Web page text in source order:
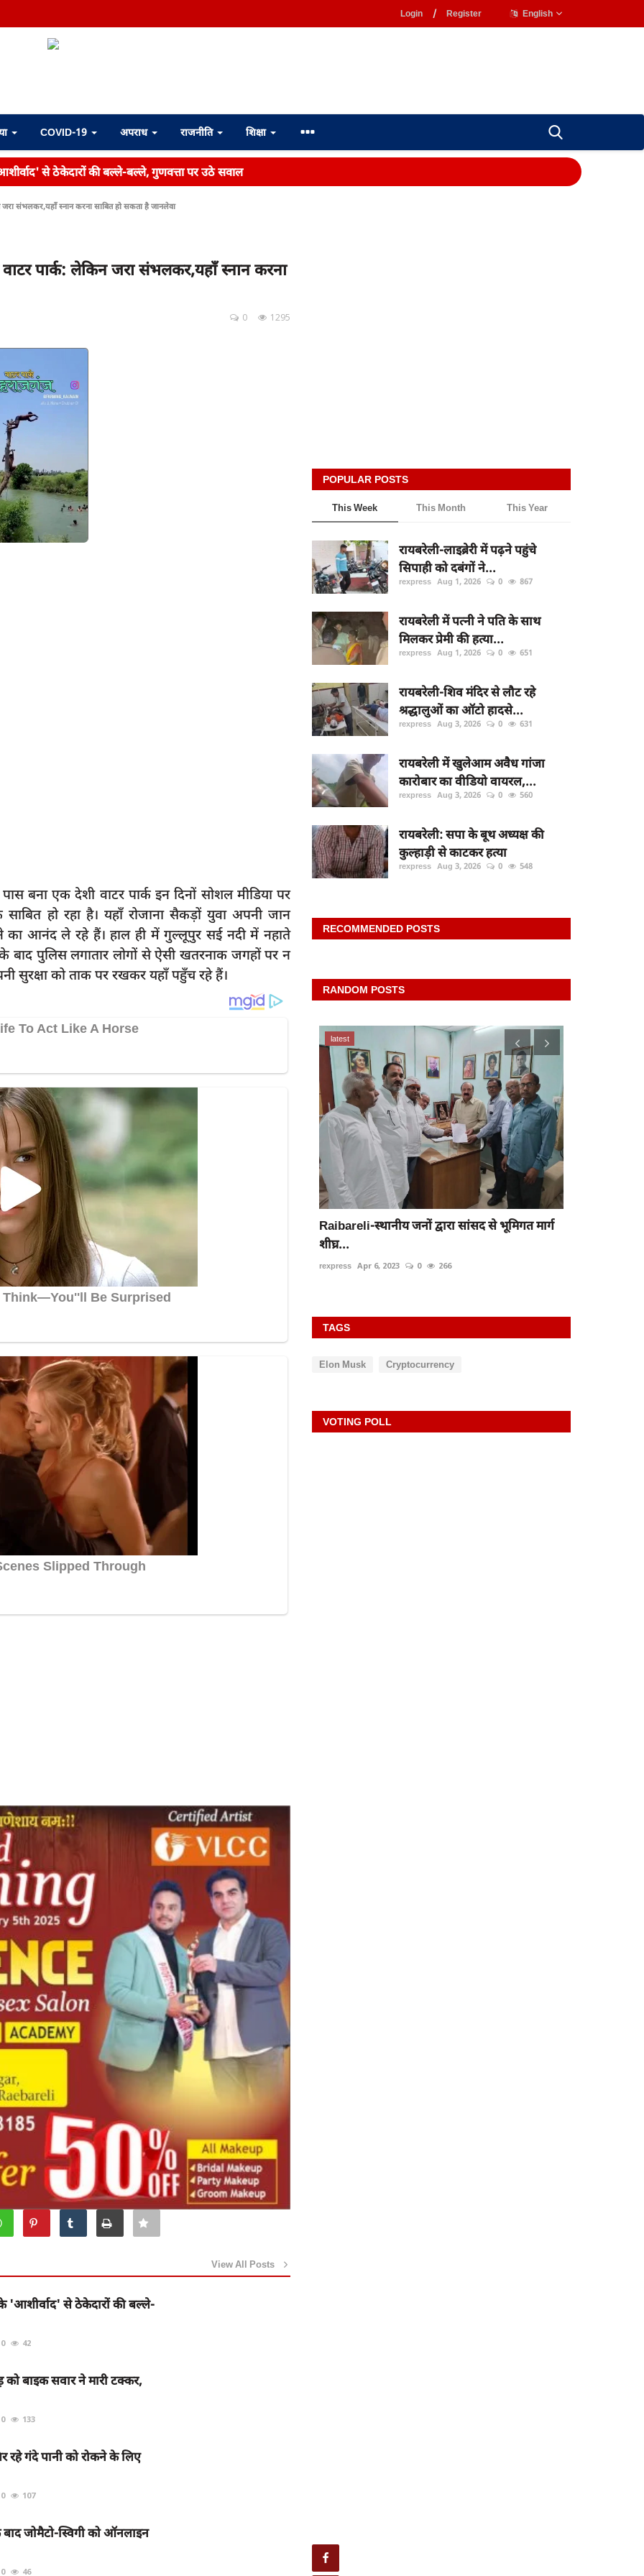
Login / Register English
COVID-19 अपराध राजनीति शिक्षा
से ठेकेदारों की बल्ले-बल्ले, गुणवत्ता पर उठे सवाल
संभलकर,यहाँ स्नान करना साबित हो सकता है जानलेवा
पार्क: लेकिन जरा संभलकर,यहाँ स्नान करना
1295
0
बना एक देशी वाटर पार्क इन दिनों सोशल मीडिया पर
हो रहा है। यहाँ रोजाना सैकड़ों युवा अपनी जान
आनंद ले रहे हैं। हाल ही में गुल्लूपुर सई नदी में नहाते
पुलिस लगातार लोगों से ऐसी खतरनाक जगहों पर न
सुरक्षा को ताक पर रखकर यहाँ पहुँच रहे हैं।
View All Posts
'आशीर्वाद' से ठेकेदारों की बल्ले-
0 42
बाइक सवार ने मारी टक्कर,
0 133
रहे गंदे पानी को रोकने के लिए
0 107
जोमैटो-स्विगी को ऑनलाइन
0 46
POPULAR POSTS
This Week This Month This Year
रायबरेली-लाइब्रेरी में पढ़ने पहुंचे
सिपाही को दबंगों ने...
rexpress Aug 1, 2026 0 867
रायबरेली में पत्नी ने पति के साथ
मिलकर प्रेमी की हत्या...
rexpress Aug 1, 2026 0 651
रायबरेली-शिव मंदिर से लौट रहे
श्रद्धालुओं का ऑटो हादसे...
rexpress Aug 3, 2026 0 631
रायबरेली में खुलेआम अवैध गांजा
कारोबार का वीडियो वायरल,...
rexpress Aug 3, 2026 0 560
रायबरेली: सपा के बूथ अध्यक्ष की
कुल्हाड़ी से काटकर हत्या
rexpress Aug 3, 2026 0 548
RECOMMENDED POSTS
RANDOM POSTS
रायबरेली में भीषण सड़क हादसा: तेज रफ्तार पिकअप
की टक्कर...
rexpress
latest
Raibareli-स्थानीय जनों द्वारा सांसद से भूमिगत मार्ग
शीघ्र...
rexpress Apr 6, 2023 0 266
TAGS
Elon Musk Cryptocurrency
VOTING POLL